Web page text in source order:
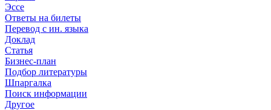
Эссе
Ответы на билеты
Перевод с ин. языка
Доклад
Статья
Бизнес-план
Подбор литературы
Шпаргалка
Поиск информации
Другое